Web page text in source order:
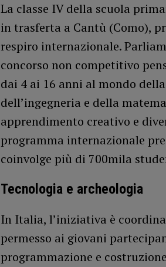
La classe IV della scuola
in trasferta a Cantù (Como),
respiro internazionale.
concorso non competitivo
dai 4 ai 16 anni al mondo
dell’ingegneria e della
apprendimento creativo e
programma internazionale
coinvolge più di 700mila
Tecnologia e archeologia
In Italia, l’iniziativa è
permesso ai giovani
programmazione e